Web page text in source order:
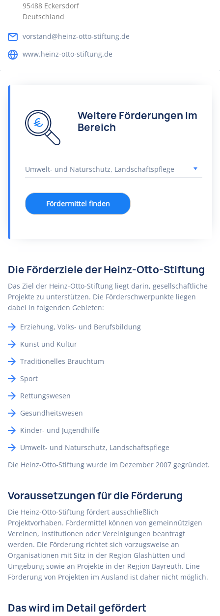
95488 Eckersdorf
Deutschland
vorstand@heinz-otto-stiftung.de
www.heinz-otto-stiftung.de
Weitere Förderungen im
Bereich
Fördermittel finden
Die Förderziele der Heinz-Otto-Stiftung
Das Ziel der Heinz-Otto-Stiftung liegt darin, gesellschaftliche
Projekte zu unterstützen. Die Förderschwerpunkte liegen
dabei in folgenden Gebieten:
Erziehung, Volks- und Berufsbildung
Kunst und Kultur
Traditionelles Brauchtum
Sport
Rettungswesen
Gesundheitswesen
Kinder- und Jugendhilfe
Umwelt- und Naturschutz, Landschaftspflege
Die Heinz-Otto-Stiftung wurde im Dezember 2007 gegründet.
Voraussetzungen für die Förderung
Die Heinz-Otto-Stiftung fördert ausschließlich
Projektvorhaben. Fördermittel können von gemeinnützigen
Vereinen, Institutionen oder Vereinigungen beantragt
werden. Die Förderung richtet sich vorzugsweise an
Organisationen mit Sitz in der Region Glashütten und
Umgebung sowie an Projekte in der Region Bayreuth. Eine
Förderung von Projekten im Ausland ist daher nicht möglich.
Das wird im Detail gefördert